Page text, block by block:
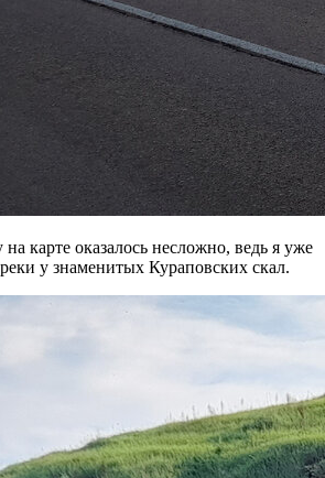
карте оказалось несложно, ведь я уже
у знаменитых Кураповских скал.